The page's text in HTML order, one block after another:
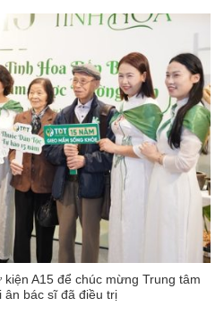
A15 để chúc mừng Trung tâm
ân bác sĩ đã điều trị